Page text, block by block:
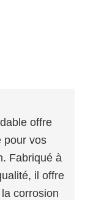
offre
pour vos
Fabriqué à
il offre
corrosion